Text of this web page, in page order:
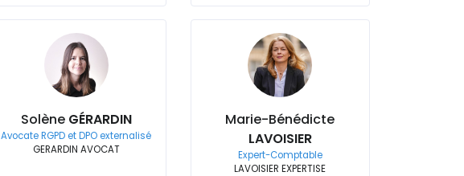
Solène GÉRARDIN
Avocate RGPD et DPO externalisé
GERARDIN AVOCAT
Marie-Bénédicte
LAVOISIER
Expert-Comptable
LAVOISIER EXPERTISE